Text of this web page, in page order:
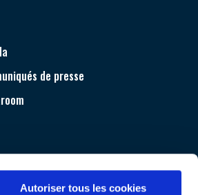
Autoriser tous les cookies
de presse